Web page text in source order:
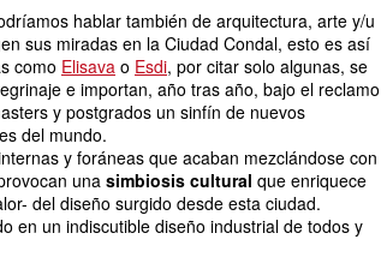
hablar también de arquitectura, arte y/u
sus miradas en la Ciudad Condal, esto es así
como Elisava o Esdi, por citar solo algunas, se
e importan, año tras año, bajo el reclamo
y postgrados un sinfín de nuevos
del mundo.
y foráneas que acaban mezclándose con
una simbiosis cultural que enriquece
del diseño surgido desde esta ciudad.
en un indiscutible diseño industrial de todos y